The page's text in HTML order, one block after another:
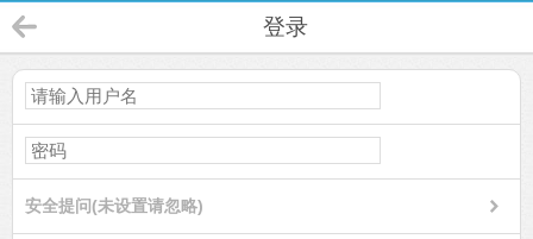
登录
安全提问(未设置请忽略)